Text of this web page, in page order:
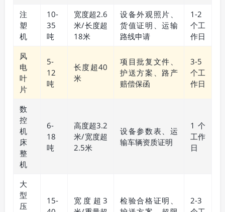
注
塑
机
10-
35
吨
宽度超2.6
米/长度超
18米
设备外观照片、
货值证明、运输
路线申请
1-2
个工
作日
风
电
叶
片
5-
12
吨
长度超40
米
项目批复文件、
护送方案、路产
赔偿保函
3-5
个工
作日
数
控
机
床
整
机
6-
18
吨
高度超3.2
米/宽度超
2.5米
设备参数表、运
输车辆资质证明
1个
工作
日
大
型
压
15-
宽度超3
检验合格证明、
2-3